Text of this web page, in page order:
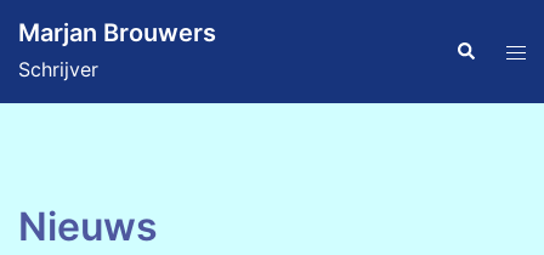
naar
de
inhoud
Marjan Brouwers
Schrijver
Zoeken
Nieuws